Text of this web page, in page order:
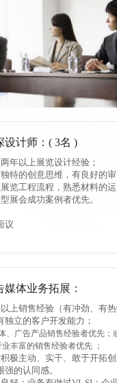
设计师：( 3名 )
年以上展览设计经验；
特的创意思维，有良好的
览工程流程，熟悉材料的运
展会成功案例者优先。
议
媒体业务拓展：
上销售经验（有冲劲、有
独立的客户开发能力；
、广告产品销售经验者优先；
丰富的销售经验者优先 ；
极主动、实干、敢于开拓
强的认同感。